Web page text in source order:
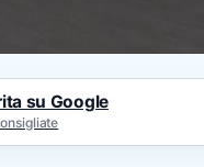
su Google